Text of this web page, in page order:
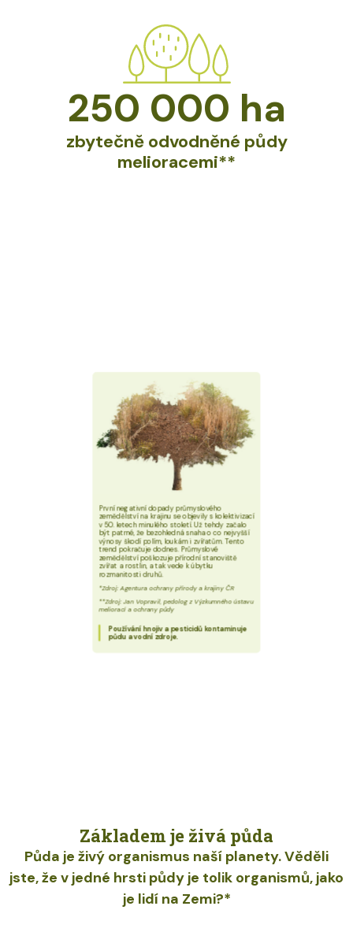
250 000 ha
zbytečně odvodněné půdy
melioracemi**
První negativní dopady průmyslového
zemědělství na krajinu se objevily s kolektivizací
v 50. letech minulého století. Už tehdy začalo
být patrné, že bezohledná snaha o co nejvyšší
výnosy škodí polím, loukám i zvířatům. Tento
trend pokračuje dodnes. Průmyslové
zemědělství poškozuje přírodní stanoviště
zvířat a rostlin, a tak vede k úbytku
rozmanitosti druhů.
*Zdroj: Agentura ochrany přírody a krajiny ČR
**Zdroj: Jan Vopravil, pedolog z Výzkumného ústavu
meliorací a ochrany půdy
Používání hnojiv a pesticidů kontaminuje
půdu a vodní zdroje.
Základem je živá půda
Půda je živý organismus naší planety. Věděli
jste, že v jedné hrsti půdy je tolik organismů, jako
je lidí na Zemi?*